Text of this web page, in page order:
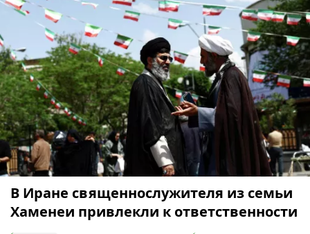
В Иране священнослужителя из семьи
Хаменеи привлекли к ответственности